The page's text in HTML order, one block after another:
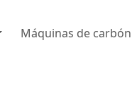
Máquinas de carbón